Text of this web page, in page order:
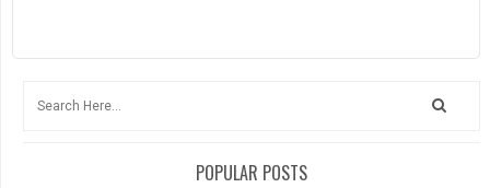
POPULAR POSTS